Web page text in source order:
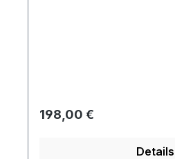
Regulärer Preis:
198,00 €
Details